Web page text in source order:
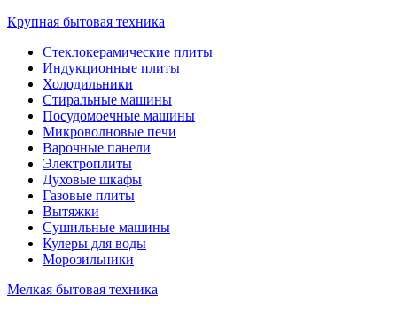
Крупная бытовая техника
Стеклокерамические плиты
Индукционные плиты
Холодильники
Стиральные машины
Посудомоечные машины
Микроволновые печи
Варочные панели
Электроплиты
Духовые шкафы
Газовые плиты
Вытяжки
Сушильные машины
Кулеры для воды
Морозильники
Мелкая бытовая техника